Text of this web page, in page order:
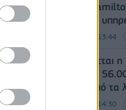
Capital
συμφωνία
08/08/2026 - 13:44
Κορυφώνεται
Πάνω από
σήμερα από τα
08/08/2026 - 14:30